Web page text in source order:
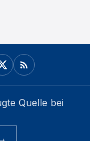
Quelle bei